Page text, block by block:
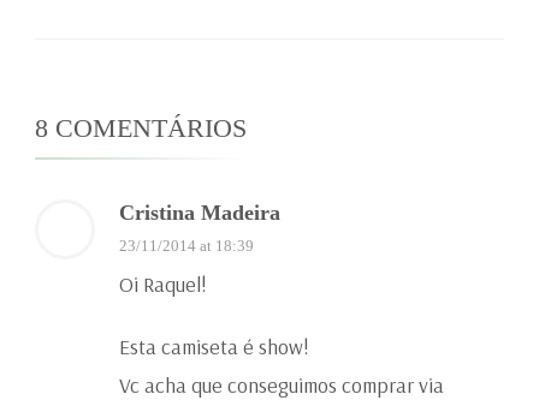
8 COMENTÁRIOS
Cristina Madeira
23/11/2014 at 18:39
Oi Raquel!
Esta camiseta é show!
Vc acha que conseguimos comprar via